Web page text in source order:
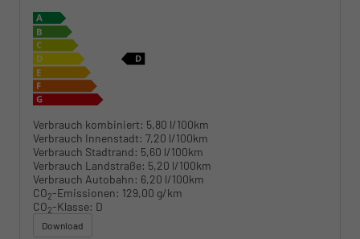
Verbrauch kombiniert: 5,80 l/100km
Verbrauch Innenstadt: 7,20 l/100km
Verbrauch Stadtrand: 5,60 l/100km
Verbrauch Landstraße: 5,20 l/100km
Verbrauch Autobahn: 6,20 l/100km
CO2-Emissionen: 129,00 g/km
CO2-Klasse: D
Download